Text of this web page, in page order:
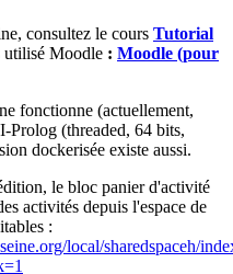
consultez le cours Tutorial
utilisé Moodle : Moodle (pour
fonctionne (actuellement,
Prolog (threaded, 64 bits,
dockerisée existe aussi.
le bloc panier d'activité
activités depuis l'espace de
:
local/sharedspaceh/